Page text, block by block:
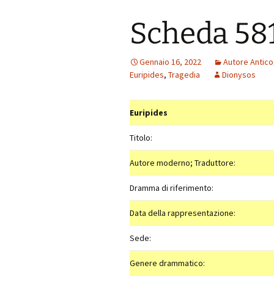
Scheda
Gennaio 16, 2022 Autore Antico
Euripides, Tragedia Dionysos
Euripides
Titolo:
Autore moderno; Traduttore:
Dramma di riferimento:
Data della rappresentazione:
Sede:
Genere drammatico: